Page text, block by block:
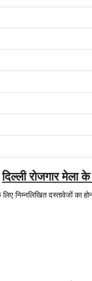
दिल्ली रोजगार
निम्नलिखित दस्तावेजों का